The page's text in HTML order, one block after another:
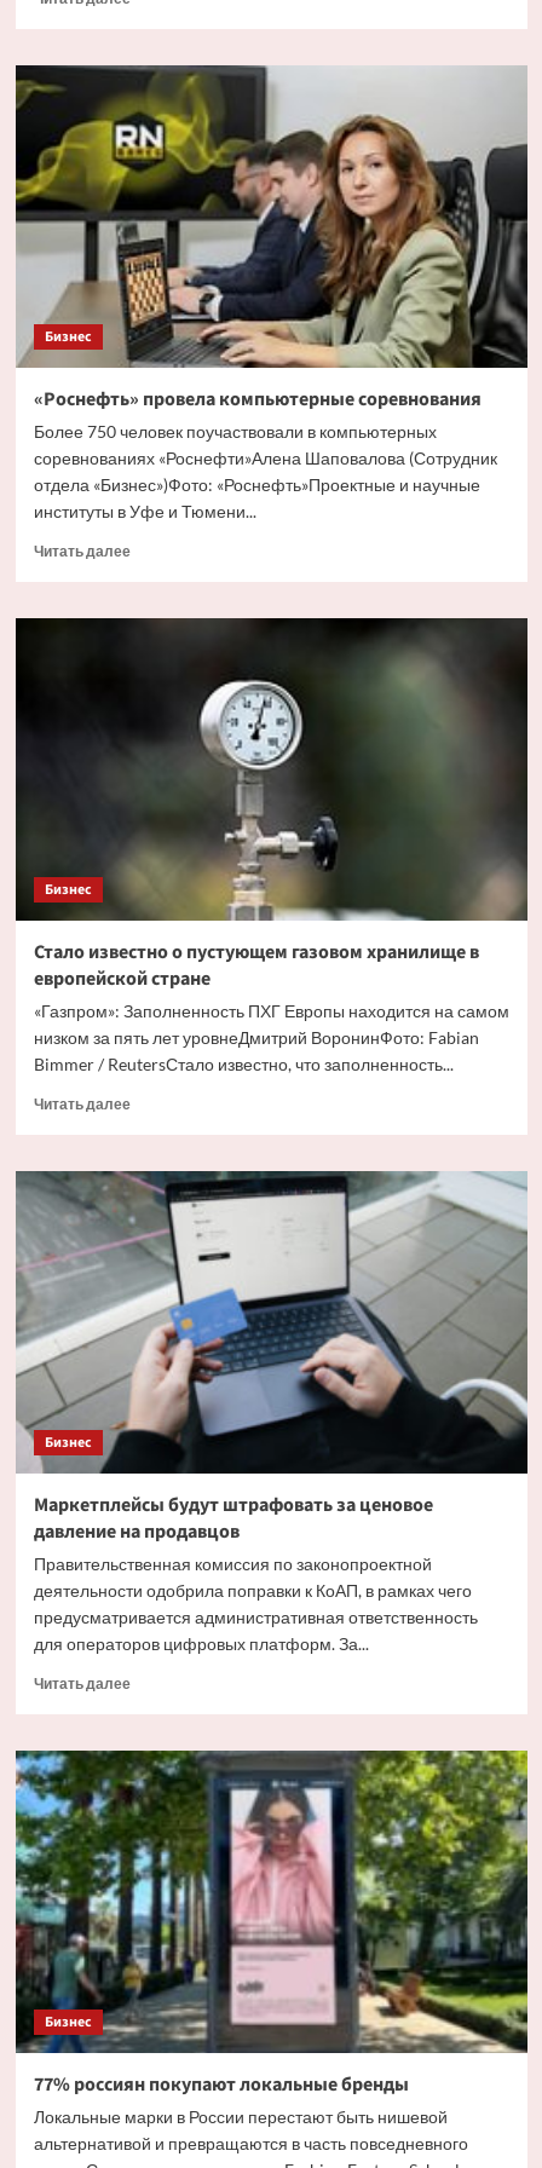
Россиянам
назвали
способы
борьбы
с
контрафактом
маркетплейсах
Бизнес
«Роснефть» провела компьютерные соревнования
Более 750 человек поучаствовали в компьютерных
соревнованиях «Роснефти»Алена Шаповалова (Сотрудник
отдела «‎Бизнес»)Фото: «Роснефть»Проектные и научные
институты в Уфе и Тюмени...
Читать далееПрочитать
«Роснефть»
соревнования
Бизнес
Стало известно о пустующем газовом хранилище в
европейской стране
«Газпром»: Заполненность ПХГ Европы находится на самом
низком за пять лет уровнеДмитрий ВоронинФото: Fabian
Bimmer / ReutersСтало известно, что заполненность...
Читать далееПрочитать
Стало
известно
о
пустующем
газовом
хранилище
в
европейской
стране
Бизнес
Маркетплейсы будут штрафовать за ценовое
давление на продавцов
Правительственная комиссия по законопроектной
деятельности одобрила поправки к КоАП, в рамках чего
предусматривается административная ответственность
для операторов цифровых платформ. За...
Читать далееПрочитать
Маркетплейсы
будут
штрафовать
за
ценовое
давление
на
продавцов
Бизнес
77% россиян покупают локальные бренды
Локальные марки в России перестают быть нишевой
альтернативой и превращаются в часть повседневного